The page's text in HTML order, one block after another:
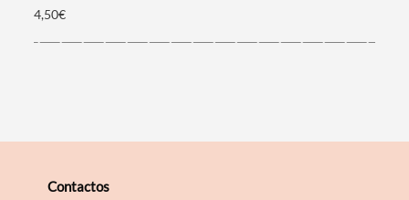
4,50€
Contactos